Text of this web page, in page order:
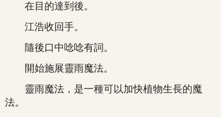
在目的達到後。
江浩收回手。
隨後口中唸唸有詞。
開始施展靈雨魔法。
靈雨魔法，是一種可以加快植物生長的魔
法。